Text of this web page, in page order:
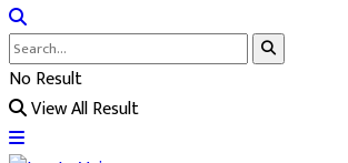
No Result
View All Result